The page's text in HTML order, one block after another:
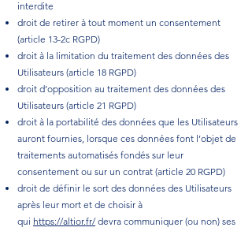
interdite
droit de retirer à tout moment un consentement
(article 13-2c RGPD)
droit à la limitation du traitement des données des
Utilisateurs (article 18 RGPD)
droit d’opposition au traitement des données des
Utilisateurs (article 21 RGPD)
droit à la portabilité des données que les Utilisateurs
auront fournies, lorsque ces données font l’objet de
traitements automatisés fondés sur leur
consentement ou sur un contrat (article 20 RGPD)
droit de définir le sort des données des Utilisateurs
après leur mort et de choisir à
qui https://altior.fr/devra communiquer (ou non) ses